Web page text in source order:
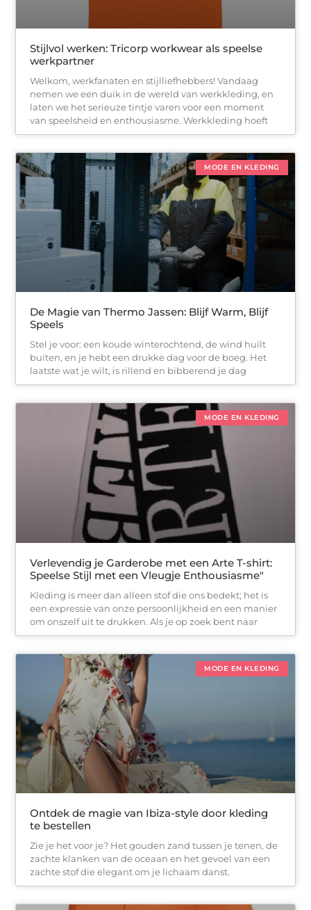
Stijlvol werken: Tricorp workwear als speelse
werkpartner
Welkom, werkfanaten en stijlliefhebbers! Vandaag
nemen we een duik in de wereld van werkkleding, en
laten we het serieuze tintje varen voor een moment
van speelsheid en enthousiasme. Werkkleding hoeft
MODE EN KLEDING
De Magie van Thermo Jassen: Blijf Warm, Blijf
Speels
Stel je voor: een koude winterochtend, de wind huilt
buiten, en je hebt een drukke dag voor de boeg. Het
laatste wat je wilt, is rillend en bibberend je dag
MODE EN KLEDING
Verlevendig je Garderobe met een Arte T-shirt:
Speelse Stijl met een Vleugje Enthousiasme"
Kleding is meer dan alleen stof die ons bedekt; het is
een expressie van onze persoonlijkheid en een manier
om onszelf uit te drukken. Als je op zoek bent naar
MODE EN KLEDING
Ontdek de magie van Ibiza-style door kleding
te bestellen
Zie je het voor je? Het gouden zand tussen je tenen, de
zachte klanken van de oceaan en het gevoel van een
zachte stof die elegant om je lichaam danst.